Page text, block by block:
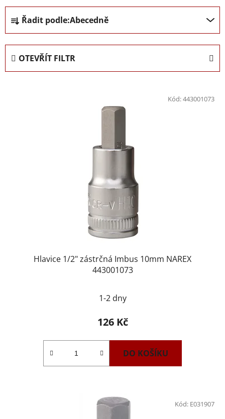
Ř
a
z
n
Řadit podle:Abecedně
OTEVŘÍT FILTR
Hlavice 1/2" zástrčná Imbus 10mm NAREX
443001073
1-2 dny
126 Kč
DO KOŠÍKU
Kód:443001073
Kód: E031907